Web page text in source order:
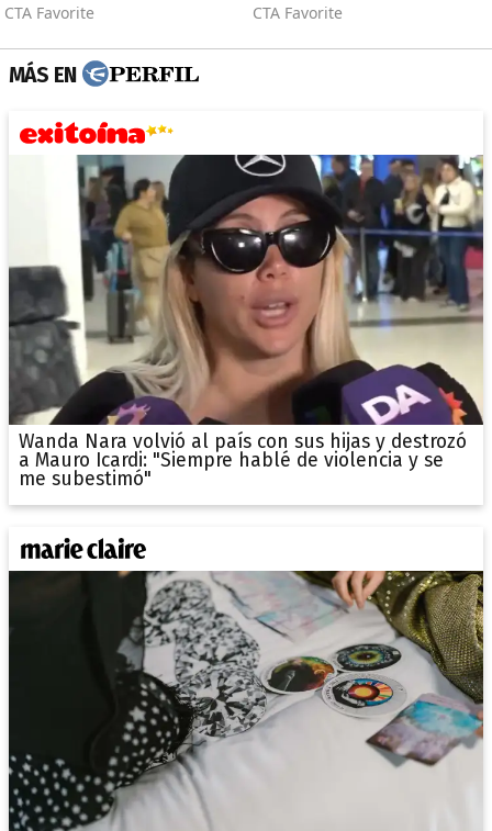
MÁS EN
Wanda Nara volvió al país con sus hijas y destrozó
a Mauro Icardi: "Siempre hablé de violencia y se
me subestimó"